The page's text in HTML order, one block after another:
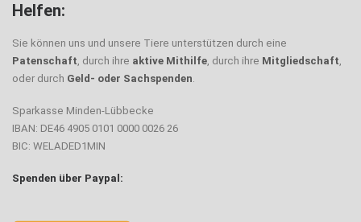
Helfen:
Sie können uns und unsere Tiere unterstützen durch eine
Patenschaft, durch ihre aktive Mithilfe, durch ihre Mitgliedschaft,
oder durch Geld- oder Sachspenden.
Sparkasse Minden-Lübbecke
IBAN: DE46 4905 0101 0000 0026 26
BIC: WELADED1MIN
Spenden über Paypal: